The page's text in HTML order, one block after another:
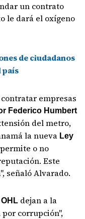
un contrato
le dará el oxígeno
de ciudadanos
país
empresas
Federico Humbert
del metro,
la nueva Ley
o no
Este
señaló Alvarado.
OHL dejan a la
corrupción",